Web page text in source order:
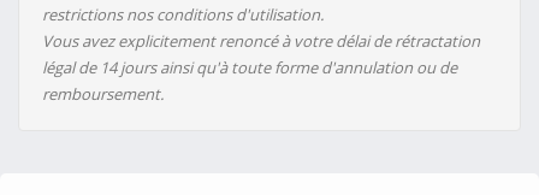
restrictions nos conditions d'utilisation.
Vous avez explicitement renoncé à votre délai de rétractation
légal de 14 jours ainsi qu'à toute forme d'annulation ou de
remboursement.